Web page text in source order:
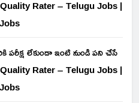
Rater – Telugu Jobs |
పరీక్ష లేకుండా ఇంటి నుండి పని చేసే
Rater – Telugu Jobs |